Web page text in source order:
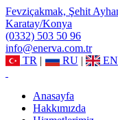
Fevziçakmak, Şehit
Karatay/Konya
(0332) 503 50 96
info@enerva.com.tr
TR | RU | EN
Anasayfa
Hakkımızda